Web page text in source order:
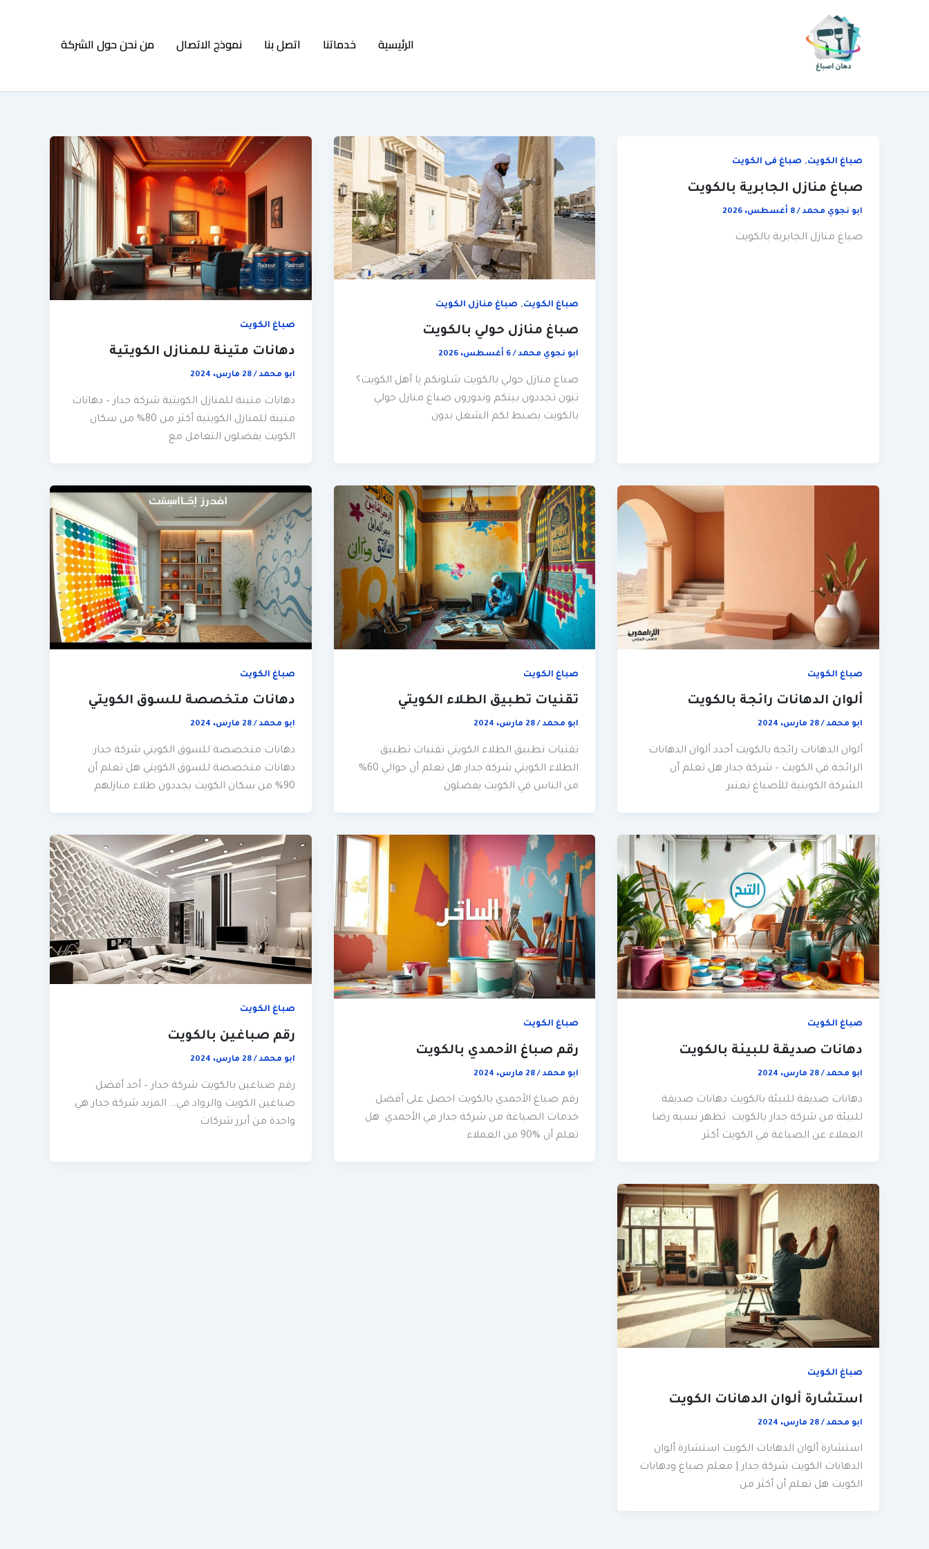
الرئيسية خدماتنا اتصل بنا نموذج الاتصال من نحن حول الشركة
صباغ الكويت, صباغ فى الكويت
صباغ منازل الجابرية بالكويت
ابو نجوي محمد/8 أغسطس، 2026
صباغ منازل الجابرية بالكويت
صباغ الكويت, صباغ منازل الكويت
صباغ منازل حولي بالكويت
ابو نجوي محمد /6 أغسطس، 2026
صباغ منازل حولي بالكويت شلونكم يا أهل الكويت؟
تبون تجددون بيتكم وتدورون صباغ منازل حولي
بالكويت يضبط لكم الشغل بدون
صباغ الكويت
دهانات متينة للمنازل الكويتية
ابو محمد/28 مارس، 2024
دهانات متينة للمنازل الكويتية شركة جدار – دهانات
متينة للمنازل الكويتية أكثر من 80% من سكان
الكويت يفضلون التعامل مع
صباغ الكويت
ألوان الدهانات رائجة بالكويت
ابو محمد /28 مارس، 2024
ألوان الدهانات رائجة بالكويت أجدد ألوان الدهانات
الرائجة في الكويت – شركة جدار هل تعلم أن
الشركة الكويتية للأصباغ تعتبر
صباغ الكويت
تقنيات تطبيق الطلاء الكويتي
ابو محمد /28 مارس، 2024
تقنيات تطبيق الطلاء الكويتي تقنيات تطبيق
الطلاء الكويتي شركة جدار هل تعلم أن حوالي 60%
من الناس في الكويت يفضلون
صباغ الكويت
دهانات متخصصة للسوق الكويتي
ابو محمد/28 مارس، 2024
دهانات متخصصة للسوق الكويتي شركة جدار:
دهانات متخصصة للسوق الكويتي هل تعلم أن
90% من سكان الكويت يجددون طلاء منازلهم
صباغ الكويت
دهانات صديقة للبيئة بالكويت
ابو محمد/28 مارس، 2024
دهانات صديقة للبيئة بالكويت دهانات صديقة
للبيئة من شركة جدار بالكويت. تظهر نسبة رضا
العملاء عن الصباغة في الكويت أكثر
صباغ الكويت
رقم صباغ الأحمدي بالكويت
ابو محمد/28 مارس، 2024
رقم صباغ الأحمدي بالكويت احصل على أفضل
خدمات الصباغة من شركة جدار في الأحمدي. هل
تعلم أن %90 من العملاء
صباغ الكويت
رقم صباغين بالكويت
ابو محمد/28 مارس، 2024
رقم صباغين بالكويت شركة جدار – أحد أفضل
صباغين الكويت والرواد في… المزيد شركة جدار هي
واحدة من أبرز شركات
صباغ الكويت
استشارة ألوان الدهانات الكويت
ابو محمد/28 مارس، 2024
استشارة ألوان الدهانات الكويت استشارة ألوان
الدهانات الكويت شركة جدار | معلم صباغ ودهانات
الكويت هل تعلم أن أكثر من